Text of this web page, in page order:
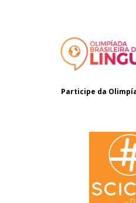
Participe da